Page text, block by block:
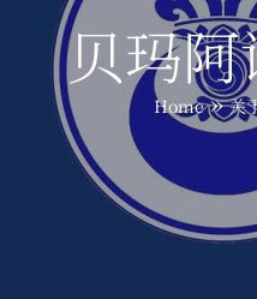
贝玛
Home»关